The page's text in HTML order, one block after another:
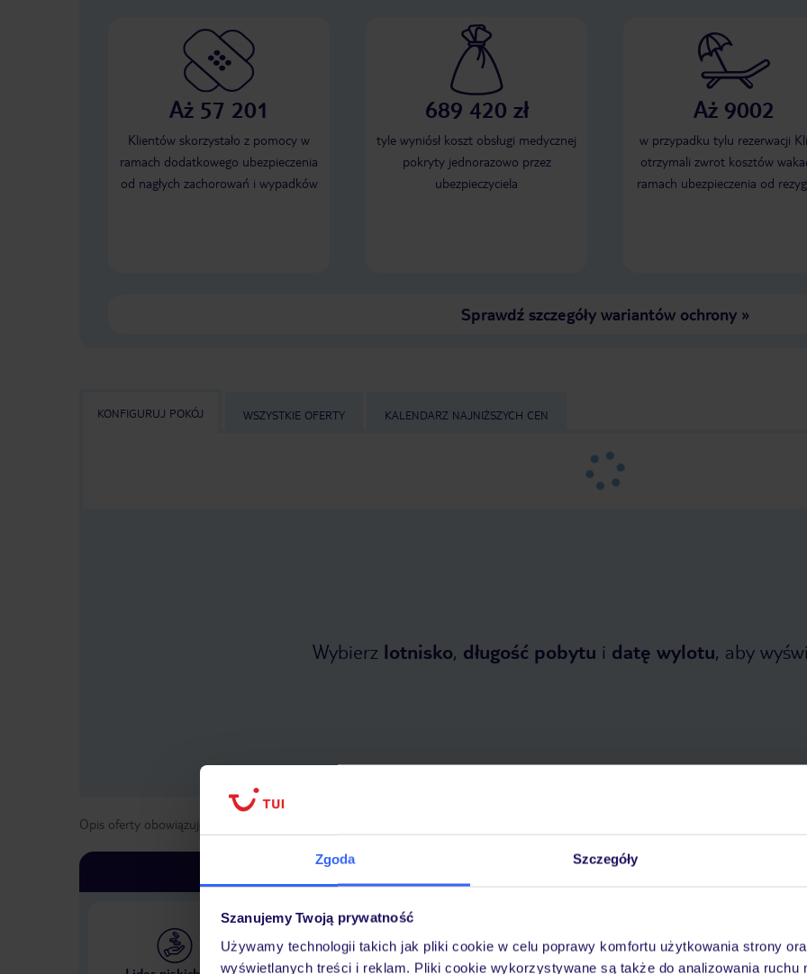
Zgoda Szczegóły
Szanujemy Twoją prywatność
Używamy technologii takich jak pliki cookie w celu poprawy komfortu użytkowania strony
wyświetlanych treści i reklam. Pliki cookie wykorzystywane są także do analizowania ruchu
Aż 57 201
Klientów skorzystało z pomocy w
ramach dodatkowego ubezpieczenia
od nagłych zachorowań i wypadków
689 420 zł
tyle wyniósł koszt obsługi medycznej
pokryty jednorazowo przez
ubezpieczyciela
Aż 9002
w przypadku tylu rezerwacji
otrzymali zwrot kosztów
ramach ubezpieczenia od
Sprawdź szczegóły wariantów ochrony»
KONFIGURUJ POKÓJ WSZYSTKIE OFERTY KALENDARZ NAJNIŻSZYCH CEN
Wybierz lotnisko, długość pobytu i datę wylotu, aby
Opis oferty obowiązuje dla wyjazdów w terminie
Dlaczego warto wybrać TUI?
Największe biuro podróży
Tylko u nas opieka na